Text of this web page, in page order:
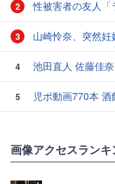
2 性被害者の友人「
3 山崎怜奈、突然妊
4 池田直人 佐藤佳
5
児ポ動画770本
画像アクセスランキ